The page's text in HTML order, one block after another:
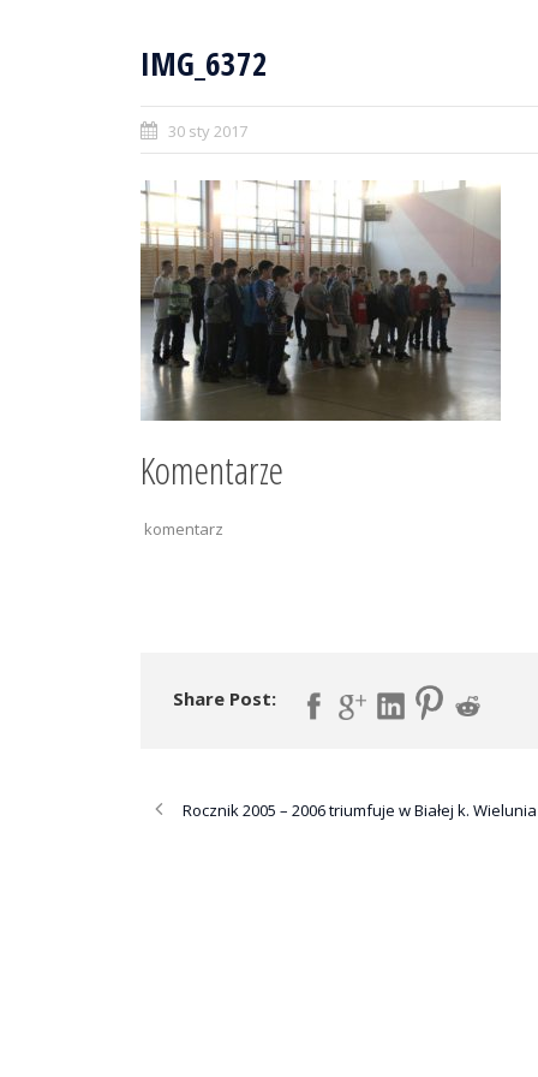
IMG_6372
30 sty 2017
Komentarze
komentarz
Share Post:
Rocznik 2005 – 2006 triumfuje w Białej k. Wielunia